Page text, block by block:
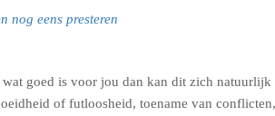
nog eens presteren
goed is voor jou dan kan dit zich
of futloosheid, toename van